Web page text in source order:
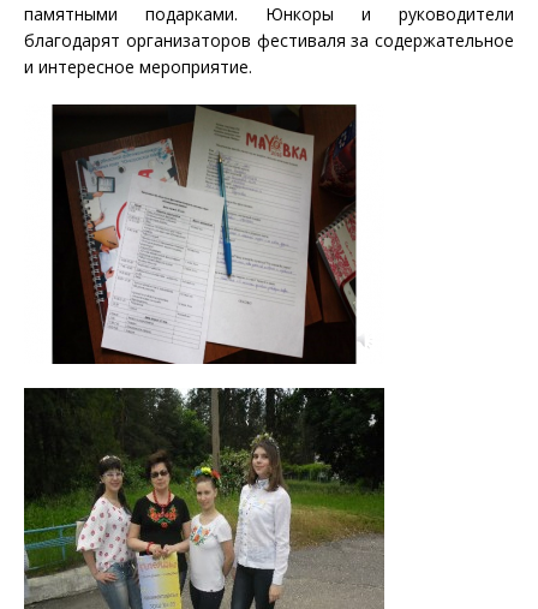
памятными подарками. Юнкоры и руководители
благодарят организаторов фестиваля за содержательное
и интересное мероприятие.